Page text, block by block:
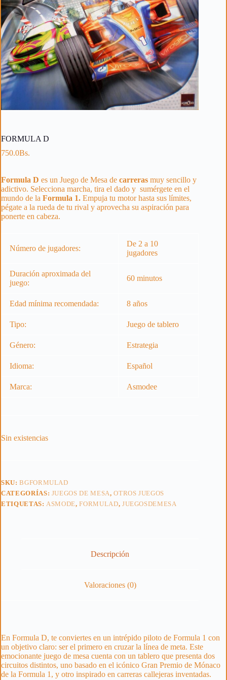
FORMULA D
750.0Bs.
Formula D es un Juego de Mesa de carreras muy sencillo y
adictivo. Selecciona marcha, tira el dado y sumérgete en el
mundo de la Formula 1. Empuja tu motor hasta sus límites,
pégate a la rueda de tu rival y aprovecha su aspiración para
ponerte en cabeza.
Número de jugadores:
De 2 a 10
jugadores
Duración aproximada del
juego:
60 minutos
Edad mínima recomendada: 8 años
Tipo: Juego de tablero
Género: Estrategia
Idioma: Español
Marca: Asmodee
Sin existencias
SKU:BGFORMULAD
CATEGORÍAS: JUEGOS DE MESA,OTROS JUEGOS
ETIQUETAS:ASMODE,FORMULAD, JUEGOSDEMESA
Descripción
Valoraciones (0)
En Formula D, te conviertes en un intrépido piloto de Formula 1 con
un objetivo claro: ser el primero en cruzar la línea de meta. Este
emocionante juego de mesa cuenta con un tablero que presenta dos
circuitos distintos, uno basado en el icónico Gran Premio de Mónaco
de la Formula 1, y otro inspirado en carreras callejeras inventadas.